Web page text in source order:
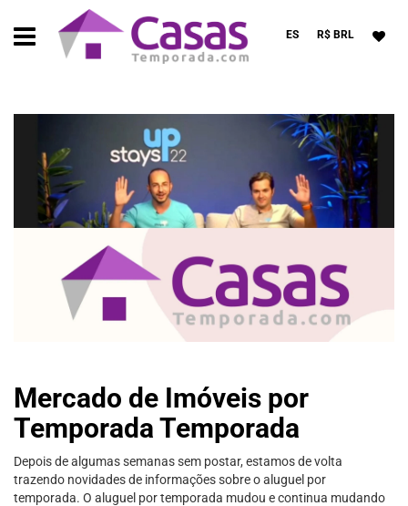
ES R$ BRL
Mercado de Imóveis por
Temporada Temporada
Depois de algumas semanas sem postar, estamos de volta
trazendo novidades de informações sobre o aluguel por
temporada. O aluguel por temporada mudou e continua mudando